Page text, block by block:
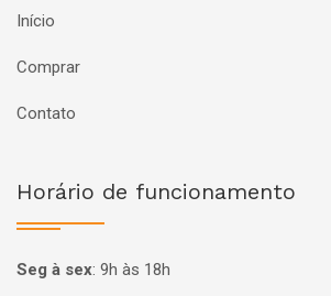
Início
Comprar
Contato
Horário de funcionamento
Seg à sex: 9h às 18h